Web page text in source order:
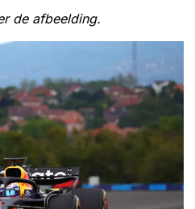
de afbeelding.